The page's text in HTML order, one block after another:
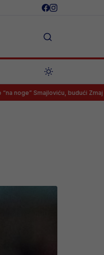
budući Zmaj imao samo jedan